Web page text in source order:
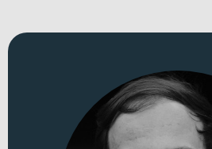
13.1 kg und einer klar auf Vortrieb
Training und Gravel-Abenteuer
Erhältlich in „royalgreen´n´crisscross“.
Für welche Einsätze eignet sich
Als E-Gravel Bike fühlt sich das Nuroad